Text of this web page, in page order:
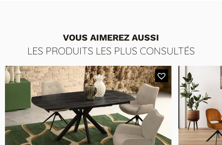
VOUS AIMEREZ AUSSI
LES PRODUITS LES PLUS CONSULTÉS